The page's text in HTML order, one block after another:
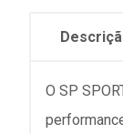
O SP